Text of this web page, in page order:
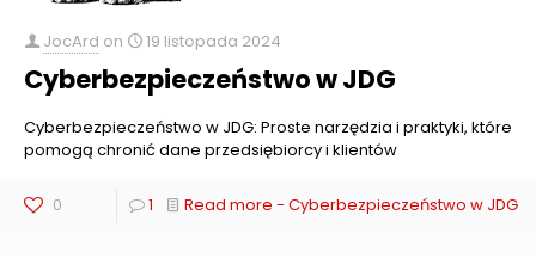
JocArd on 19 listopada 2024
Cyberbezpieczeństwo w JDG
Cyberbezpieczeństwo w JDG: Proste narzędzia i praktyki, które
pomogą chronić dane przedsiębiorcy i klientów
0 1 Read more - Cyberbezpieczeństwo w JDG